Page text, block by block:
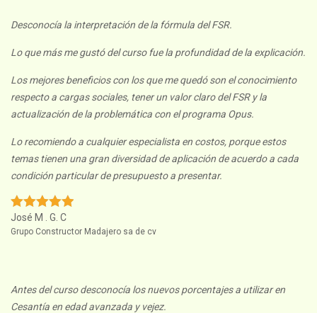
Desconocía la interpretación de la fórmula del FSR.
Lo que más me gustó del curso fue la profundidad de la explicación.
Los mejores beneficios con los que me quedó son el conocimiento
respecto a cargas sociales, tener un valor claro del FSR y la
actualización de la problemática con el programa Opus.
Lo recomiendo a cualquier especialista en costos, porque estos
temas tienen una gran diversidad de aplicación de acuerdo a cada
condición particular de presupuesto a presentar.
José M . G. C
Grupo Constructor Madajero sa de cv
Antes del curso desconocía los nuevos porcentajes a utilizar en
Cesantía en edad avanzada y vejez.